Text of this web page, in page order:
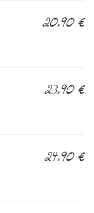
20,90 €
23,90 €
24,90 €